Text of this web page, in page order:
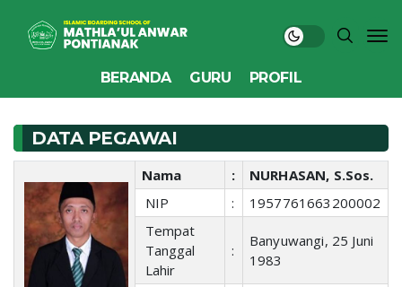
BERANDA GURU PROFIL
DATA PEGAWAI
Nama :
NURHASAN, S.Sos.
NIP
:
1957761663200002
Tempat
Tanggal
Lahir
:
Banyuwangi, 25 Juni
1983